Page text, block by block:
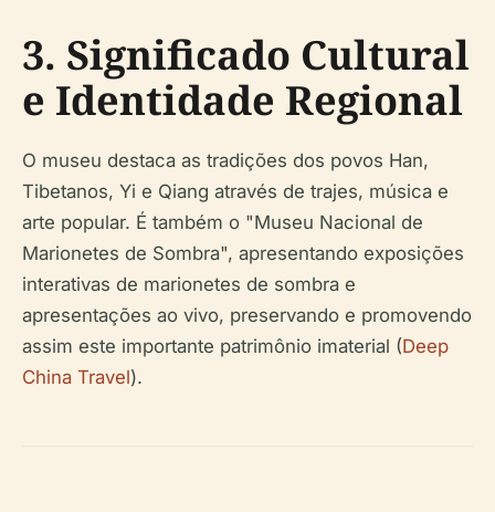
3. Significado Cultural
e Identidade Regional
O museu destaca as tradições dos povos Han,
Tibetanos, Yi e Qiang através de trajes, música e
arte popular. É também o "Museu Nacional de
Marionetes de Sombra", apresentando exposições
interativas de marionetes de sombra e
apresentações ao vivo, preservando e promovendo
assim este importante patrimônio imaterial (Deep
China Travel).